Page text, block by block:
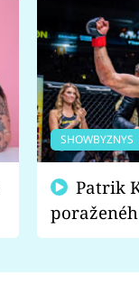
SHOWBYZNYS
fanoušci